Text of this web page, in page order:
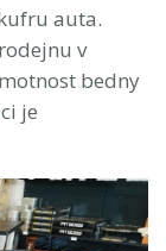
auta.
v
bedny
je